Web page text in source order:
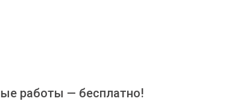
работы — бесплатно!